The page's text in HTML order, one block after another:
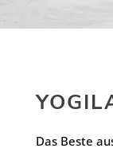
Das Beste